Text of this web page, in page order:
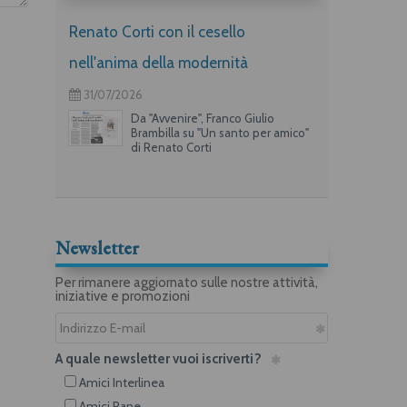
Renato Corti con il cesello
nell'anima della modernità
31/07/2026
Da "Avvenire", Franco Giulio
Brambilla su "Un santo per amico"
di Renato Corti
Newsletter
Per rimanere aggiornato sulle nostre attività,
iniziative e promozioni
A quale newsletter vuoi iscriverti?
Amici Interlinea